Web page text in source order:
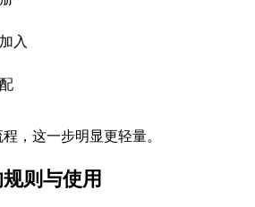
入
，这一步明显更轻量。
则与使用